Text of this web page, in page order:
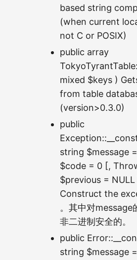
based string
(when current
not C or POSIX)
public array
mixed $keys )
from table
(version>0.3.0)
public
string $message
$code = 0 [,
$previous =
Construct the
。其中对message
非二进制安全的。
public
string $message